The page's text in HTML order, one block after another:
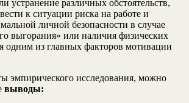
устранение различных обстоятельств,
к ситуации риска на работе и
личной безопасности в случае
выгорания» или наличия физических
одним из главных факторов мотивации
эмпирического исследования, можно
выводы: